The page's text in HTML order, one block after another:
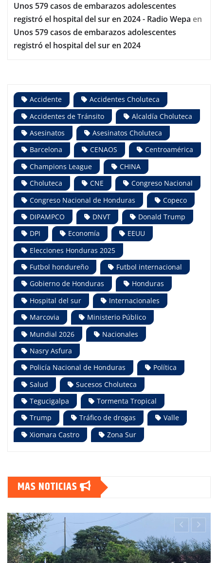
Unos 579 casos de embarazos adolescentes
registró el hospital del sur en 2024 - Radio Wepa en
Unos 579 casos de embarazos adolescentes
registró el hospital del sur en 2024
Accidente
Accidentes Choluteca
Accidentes de Tránsito
Alcaldía Choluteca
Asesinatos
Asesinatos Choluteca
Barcelona
CENAOS
Centroamérica
Champions League
CHINA
Choluteca
CNE
Congreso Nacional
Congreso Nacional de Honduras
Copeco
DIPAMPCO
DNVT
Donald Trump
DPI
Economía
EEUU
Elecciones Honduras 2025
Futbol hondureño
Futbol internacional
Gobierno de Honduras
Honduras
Hospital del sur
Internacionales
Marcovia
Ministerio Público
Mundial 2026
Nacionales
Nasry Asfura
Policía Nacional de Honduras
Política
Salud
Sucesos Choluteca
Tegucigalpa
Tormenta Tropical
Trump
Tráfico de drogas
Valle
Xiomara Castro
Zona Sur
MAS NOTICIAS